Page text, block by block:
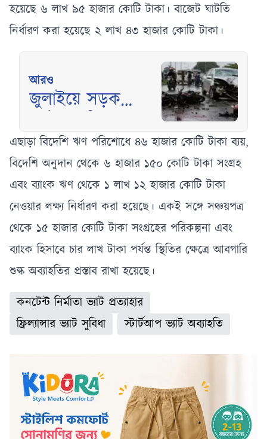
হয়েছে ৬ লাখ ৯৫ হাজার কোটি টাকা। বাজেট ঘাটতি
নির্ধারণ করা হয়েছে ২ লাখ ৪৩ হাজার কোটি টাকা।
আরও
জুলাইয়ে সড়ক
চারশো ষোল আহত
ছয়শো ঊনত্রিশ
এছাড়া বিদেশি ঋণ পরিশোধে ৪৬ হাজার কোটি টাকা ব্যয়,
বিদেশি অনুদান থেকে ৬ হাজার ১৫০ কোটি টাকা সংগ্রহ
এবং ব্যাংক ঋণ থেকে ১ লাখ ১২ হাজার কোটি টাকা
নেওয়ার লক্ষ্য নির্ধারণ করা হয়েছে। একই সঙ্গে সঞ্চয়পত্র
থেকে ১৫ হাজার কোটি টাকা সংগ্রহের পরিকল্পনা এবং
ব্যাংক হিসাবে চার লাখ টাকা পর্যন্ত স্থিতির ক্ষেত্রে আবগারি
শুল্ক অব্যাহতির প্রস্তাব রাখা হয়েছে।
কনটেন্ট নির্মাতা ভ্যাট প্রত্যাহার
ফ্রিল্যান্সার ভ্যাট সুবিধা
স্টার্টআপ ভ্যাট অব্যাহতি